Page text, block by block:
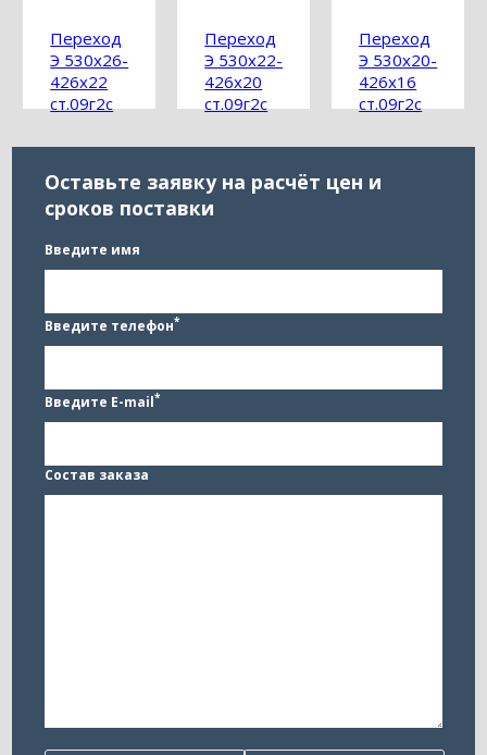
Переход
Э 530х26-
426х22
ст.09г2с
17378-
Переход
Э 530х22-
426х20
ст.09г2с
17378-
Переход
Э 530х20-
426х16
ст.09г2с
17378-
Оставьте заявку на расчёт цен и
сроков поставки
Введите имя
Введите телефон*
Введите E-mail*
Состав заказа